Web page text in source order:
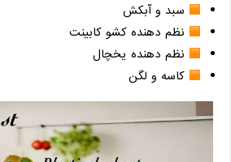
سبد و آبکش
نظم دهنده کشو کابینت
نظم دهنده یخچال
کاسه و لگن